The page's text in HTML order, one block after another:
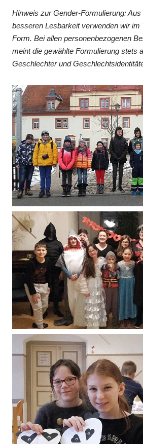
Hinweis zur Gender-Formulierung:
besseren Lesbarkeit verwenden wir im
Form. Bei allen personenbezogenen
meint die gewählte Formulierung stets
Geschlechter und